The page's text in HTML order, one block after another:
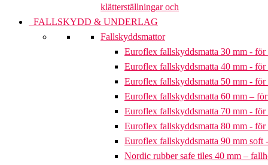
klätterställningar och
FALLSKYDD & UNDERLAG
Fallskyddsmattor
Euroflex fallskyddsmatta 30 mm -
Euroflex fallskyddsmatta 40 mm -
Euroflex fallskyddsmatta 50 mm -
Euroflex fallskyddsmatta 60 mm –
Euroflex fallskyddsmatta 70 mm -
Euroflex fallskyddsmatta 80 mm -
Euroflex fallskyddsmatta 90 mm soft
Nordic rubber safe tiles 40 mm –